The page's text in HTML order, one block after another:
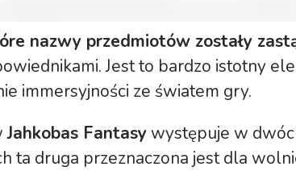
nazwy przedmiotów zostały
Jest to bardzo istotny
immersyjności ze światem gry.
Jahkobas Fantasy występuje w
ta druga przeznaczona jest dla